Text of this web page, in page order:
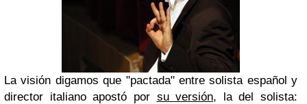
La visión digamos que "pactada" entre solista español y
director italiano apostó por su versión, la del solista: